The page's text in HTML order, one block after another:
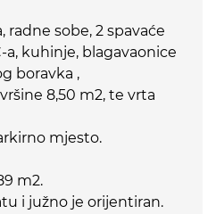
radne sobe, 2 spavaće
a, kuhinje, blagavaonice
boravka ,
8,50 m2, te vrta
mjesto.
m2.
i južno je orijentiran.